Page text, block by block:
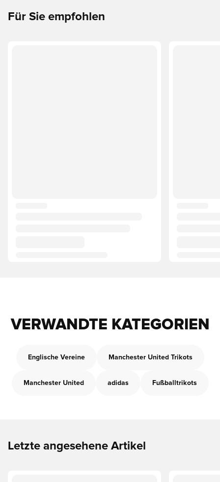
Für Sie empfohlen
VERWANDTE KATEGORIEN
Englische Vereine Manchester United Trikots
Manchester United adidas Fußballtrikots
Letzte angesehene Artikel